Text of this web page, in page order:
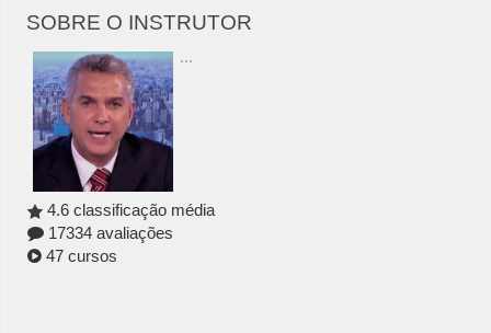
SOBRE O INSTRUTOR
...
4.6 classificação média
17334 avaliações
47 cursos